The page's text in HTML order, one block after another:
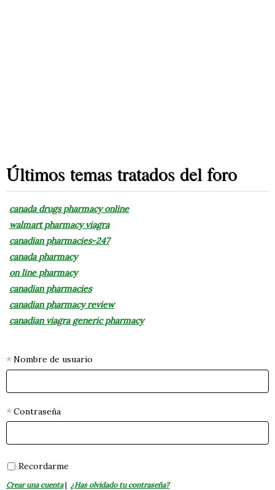
Últimos temas tratados del foro
canada drugs pharmacy online
walmart pharmacy viagra
canadian pharmacies-247
canada pharmacy
on line pharmacy
canadian pharmacies
canadian pharmacy review
canadian viagra generic pharmacy
Nombre de usuario
Contraseña
Recordarme
Crear una cuenta| ¿Has olvidado tu contraseña?